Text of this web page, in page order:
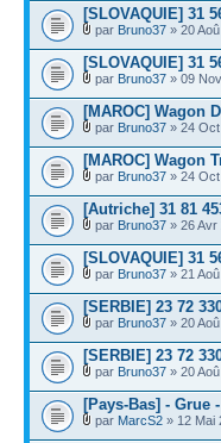
[SLOVAQUIE] 31
par Bruno37 » 20
[SLOVAQUIE] 31
par Bruno37 » 09
[MAROC] Wagon
par Bruno37 » 24
[MAROC] Wagon
par Bruno37 » 24
[Autriche] 31 81
par Bruno37 » 26 Avr
[SLOVAQUIE] 31
par Bruno37 » 21
[SERBIE] 23 72
par Bruno37 » 20
[SERBIE] 23 72
par Bruno37 » 20
[Pays-Bas] - Grue
par MarcS2 » 12 Mai